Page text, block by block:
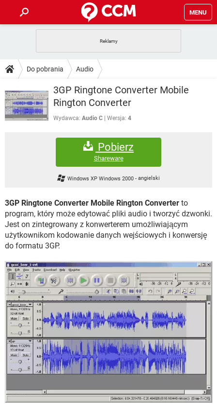
MENU
GRY
NETFLIX
INSTAGRAM FACEBOOK
WINDOWS 10
PORADY
PlayStation
GRY
SPOTIFY
ANDROID TIKTOK
GRY WHATSAPP
NETFLIX
FACEBOOK
FORUM
WHATSAPP
NETFLIX
FACEBOOK
TIKTOK
INSTAGRAM FACEBOOK
WINDOWS 10
Do pobrania Audio
3GP Ringtone Converter Mobile
Rington Converter
Wydawca: Audio C Wersja: 4
Pobierz
Shareware
Windows XP Windows 2000 - angielski
3GP Ringtone Converter Mobile Rington Converter to
program, który może edytować pliki audio i tworzyć dzwonki.
Jest on zintegrowany z konwerterem umożliwiającym
użytkownikom kodowanie danych wejściowych i konwersję
do formatu 3GP.